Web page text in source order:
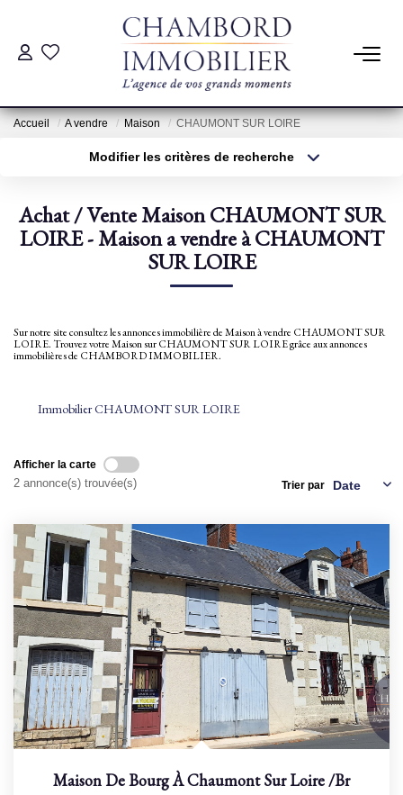
ACHAT
Pré-Estimation
Estimation Par Un Professionnel
GESTION
Nos Actualités
Nos Témoignages
Contact
ESPACE CLIENT
Accueil A vendre Maison CHAUMONT SUR LOIRE
Modifier les critères de recherche
Sélectionnez...
Type de bien
Surface min
Achat / Vente Maison CHAUMONT SUR
LOIRE - Maison a vendre à CHAUMONT
SUR LOIRE
Sur notre site consultez les annonces immobilière de Maison à vendre CHAUMONT SUR
LOIRE. Trouvez votre Maison sur CHAUMONT SUR LOIRE grâce aux annonces
immobilières de CHAMBORD IMMOBILIER.
Immobilier CHAUMONT SUR LOIRE
Afficher la carte
2 annonce(s) trouvée(s) Trier par
Maison De Bourg À Chaumont Sur Loire/br